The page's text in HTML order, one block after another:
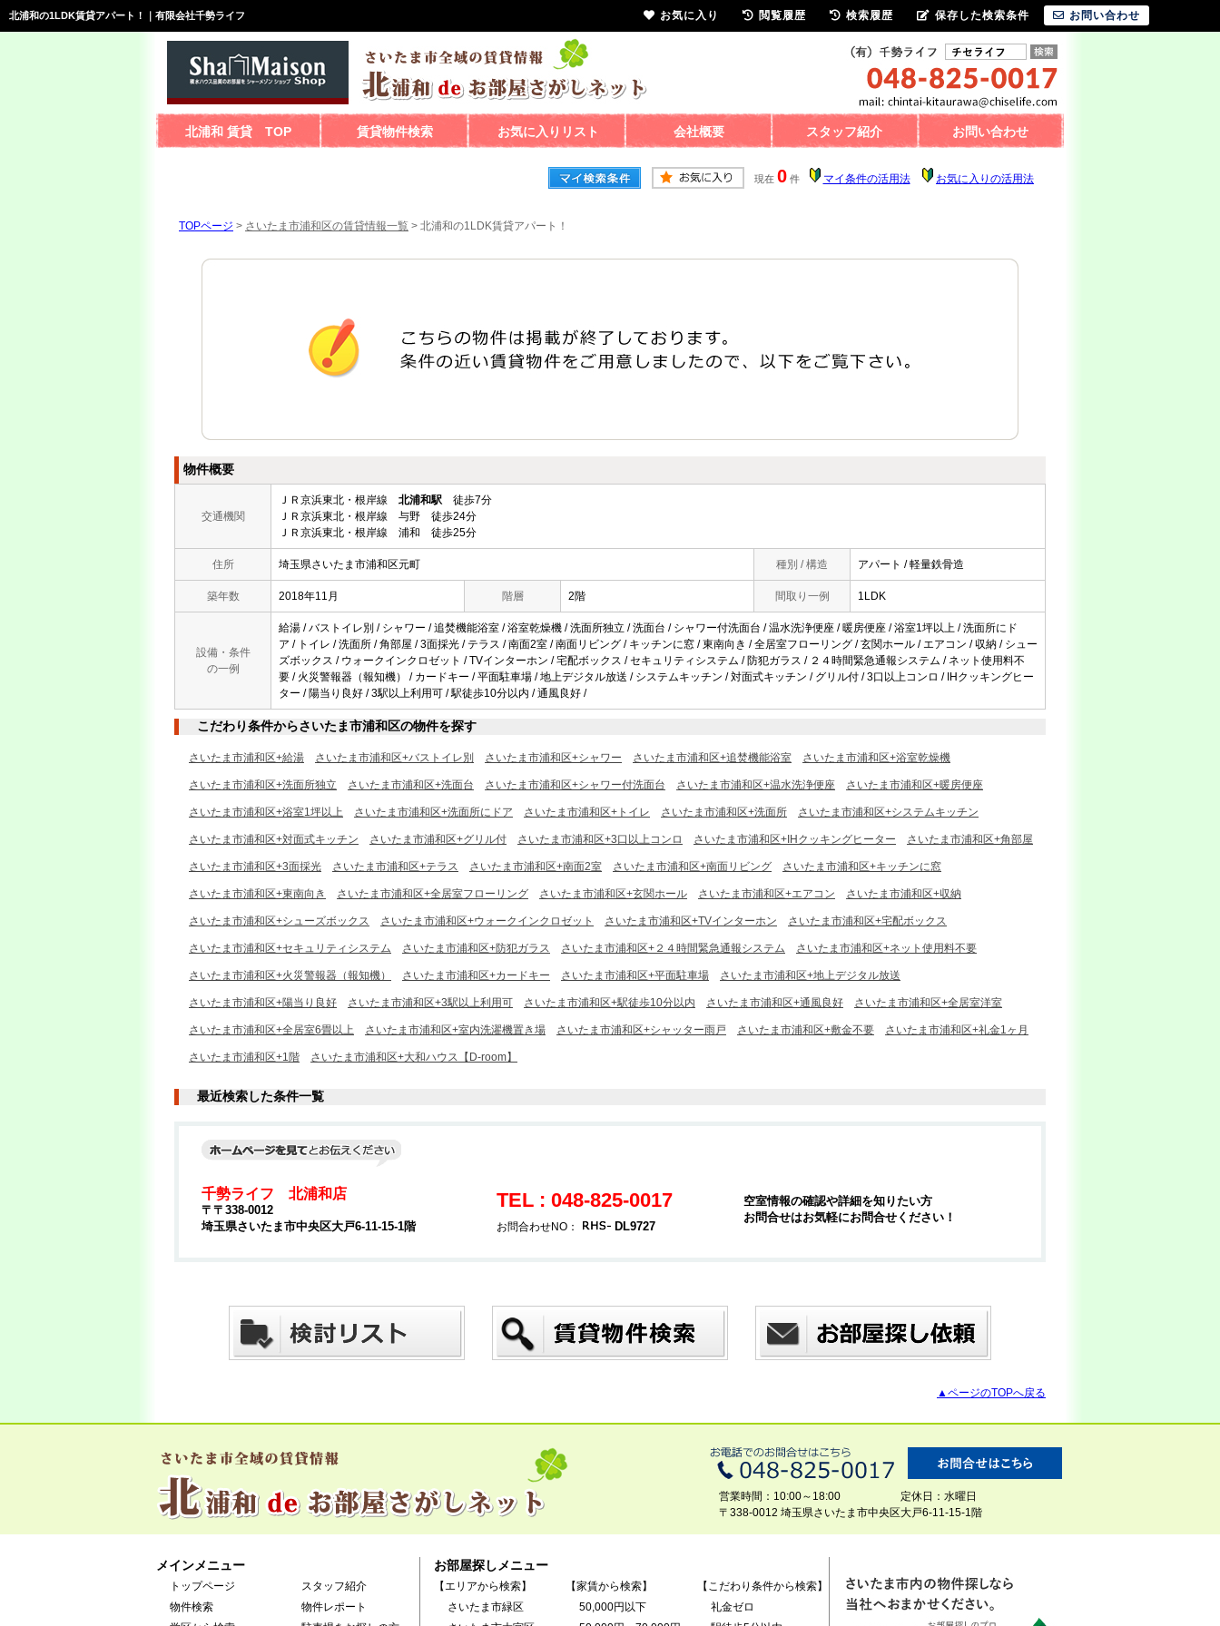
北浦和の1LDK賃貸アパート！｜有限会社千勢ライフ
北浦和 賃貸 TOP 賃貸物件検索 お気に入りリスト 会社概要 スタッフ紹介 お問い合わせ
現在 0 件 マイ条件の活用法 お気に入りの活用法
TOPページ > さいたま市浦和区の賃貸情報一覧 > 北浦和の1LDK賃貸アパート！
物件概要
交通機関
ＪＲ京浜東北・根岸線 北浦和駅 徒歩7分
ＪＲ京浜東北・根岸線 与野 徒歩24分
ＪＲ京浜東北・根岸線 浦和 徒歩25分
住所 埼玉県さいたま市浦和区元町 種別 / 構造 アパート / 軽量鉄骨造
築年数 2018年11月 階層 2階 間取り一例 1LDK
設備・条件
の一例
給湯 / バストイレ別 / シャワー / 追焚機能浴室 / 浴室乾燥機 / 洗面所独立 / 洗面台 / シャワー付洗面台 / 温水洗浄便座 / 暖房便座 / 浴室1坪以上 / 洗面所にド
ア / トイレ / 洗面所 / 角部屋 / 3面採光 / テラス / 南面2室 / 南面リビング / キッチンに窓 / 東南向き / 全居室フローリング / 玄関ホール / エアコン / 収納 / シュー
ズボックス / ウォークインクロゼット / TVインターホン / 宅配ボックス / セキュリティシステム / 防犯ガラス / ２４時間緊急通報システム / ネット使用料不
要 / 火災警報器（報知機） / カードキー / 平面駐車場 / 地上デジタル放送 / システムキッチン / 対面式キッチン / グリル付 / 3口以上コンロ / IHクッキングヒー
ター / 陽当り良好 / 3駅以上利用可 / 駅徒歩10分以内 / 通風良好 /
こだわり条件からさいたま市浦和区の物件を探す
さいたま市浦和区+給湯 さいたま市浦和区+バストイレ別 さいたま市浦和区+シャワー さいたま市浦和区+追焚機能浴室 さいたま市浦和区+浴室乾燥機
さいたま市浦和区+洗面所独立 さいたま市浦和区+洗面台 さいたま市浦和区+シャワー付洗面台 さいたま市浦和区+温水洗浄便座 さいたま市浦和区+暖房便座
さいたま市浦和区+浴室1坪以上 さいたま市浦和区+洗面所にドア さいたま市浦和区+トイレ さいたま市浦和区+洗面所 さいたま市浦和区+システムキッチン
さいたま市浦和区+対面式キッチン さいたま市浦和区+グリル付 さいたま市浦和区+3口以上コンロ さいたま市浦和区+IHクッキングヒーター さいたま市浦和区+角部屋
さいたま市浦和区+3面採光 さいたま市浦和区+テラス さいたま市浦和区+南面2室 さいたま市浦和区+南面リビング さいたま市浦和区+キッチンに窓
さいたま市浦和区+東南向き さいたま市浦和区+全居室フローリング さいたま市浦和区+玄関ホール さいたま市浦和区+エアコン さいたま市浦和区+収納
さいたま市浦和区+シューズボックス さいたま市浦和区+ウォークインクロゼット さいたま市浦和区+TVインターホン さいたま市浦和区+宅配ボックス
さいたま市浦和区+セキュリティシステム さいたま市浦和区+防犯ガラス さいたま市浦和区+２４時間緊急通報システム さいたま市浦和区+ネット使用料不要
さいたま市浦和区+火災警報器（報知機） さいたま市浦和区+カードキー さいたま市浦和区+平面駐車場 さいたま市浦和区+地上デジタル放送
さいたま市浦和区+陽当り良好 さいたま市浦和区+3駅以上利用可 さいたま市浦和区+駅徒歩10分以内 さいたま市浦和区+通風良好 さいたま市浦和区+全居室洋室
さいたま市浦和区+全居室6畳以上 さいたま市浦和区+室内洗濯機置き場 さいたま市浦和区+シャッター雨戸 さいたま市浦和区+敷金不要 さいたま市浦和区+礼金1ヶ月
さいたま市浦和区+1階 さいたま市浦和区+大和ハウス【D-room】
最近検索した条件一覧
千勢ライフ 北浦和店
〒〒338-0012
埼玉県さいたま市中央区大戸6-11-15-1階
TEL : 048-825-0017
お問合わせNO： DL9727
空室情報の確認や詳細を知りたい方
お問合せはお気軽にお問合せください！
▲ページのTOPへ戻る
営業時間：10:00～18:00
定休日：水曜日
〒338-0012 埼玉県さいたま市中央区大戸6-11-15-1階
メインメニュー
トップページ
物件検索
スタッフ紹介
物件レポート
お部屋探しメニュー
【エリアから検索】
さいたま市緑区
【家賃から検索】
50,000円以下
【こだわり条件から検索】
礼金ゼロ
お気に入り 閲覧履歴 検索履歴 保存した検索条件 お問い合わせ